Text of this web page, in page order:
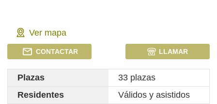
Ver mapa
CONTACTAR LLAMAR
Plazas
33 plazas
Residentes
Válidos y asistidos